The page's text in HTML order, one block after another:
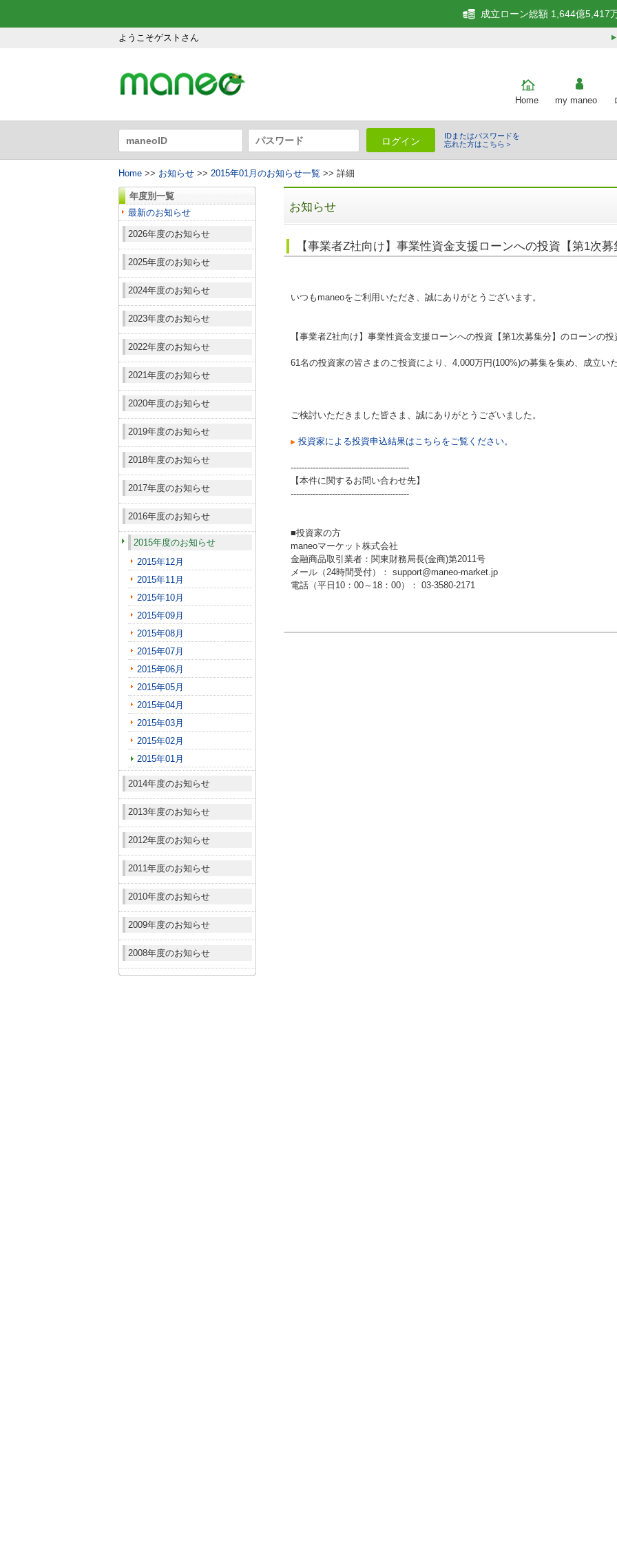
ようこそゲストさん
成立ローン総額 1,644億5,417
Home my maneo
ログイン
IDまたはパスワードを
忘れた方はこちら＞
Home >> お知らせ >> 2015年01月のお知らせ一覧 >> 詳細
年度別一覧
最新のお知らせ
2026年度のお知らせ
2025年度のお知らせ
2024年度のお知らせ
2023年度のお知らせ
2022年度のお知らせ
2021年度のお知らせ
2020年度のお知らせ
2019年度のお知らせ
2018年度のお知らせ
2017年度のお知らせ
2016年度のお知らせ
2015年度のお知らせ
2015年12月
2015年11月
2015年10月
2015年09月
2015年08月
2015年07月
2015年06月
2015年05月
2015年04月
2015年03月
2015年02月
2015年01月
2014年度のお知らせ
2013年度のお知らせ
2012年度のお知らせ
2011年度のお知らせ
2010年度のお知らせ
2009年度のお知らせ
2008年度のお知らせ
お知らせ
【事業者Z社向け】事業性資金支援ローンへの投資【第1次
いつもmaneoをご利用いただき、誠にありがとうございます。
【事業者Z社向け】事業性資金支援ローンへの投資【第1次募集分】 のローンの投
61名の投資家の皆さまのご投資により、4,000万円(100%)の募集を集め、成立い
ご検討いただきました皆さま、誠にありがとうございました。
投資家による投資申込結果はこちらをご覧ください。
-------------------------------------------
【本件に関するお問い合わせ先】
-------------------------------------------
■投資家の方
maneoマーケット株式会社
金融商品取引業者：関東財務局長(金商)第2011号
メール（24時間受付）： support@maneo-market.jp
電話（平日10：00～18：00）： 03-3580-2171